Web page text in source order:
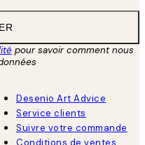
pour savoir comment nous
Desenio Art Advice
Service clients
Suivre votre commande
Conditions de ventes